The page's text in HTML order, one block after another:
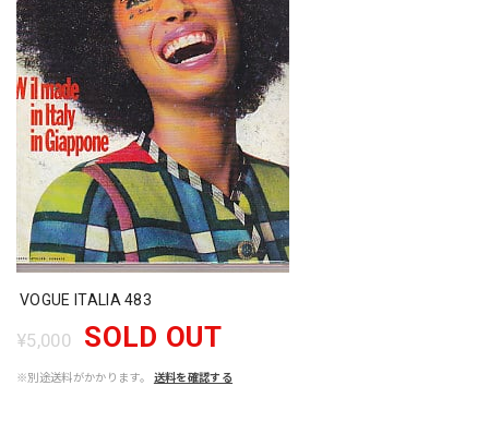
VOGUE ITALIA 483
¥5,000 SOLD OUT
※別途送料がかかります。 送料を確認する